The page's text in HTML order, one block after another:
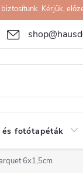
Kérjük,
és fotótapéták
6x1,5cm